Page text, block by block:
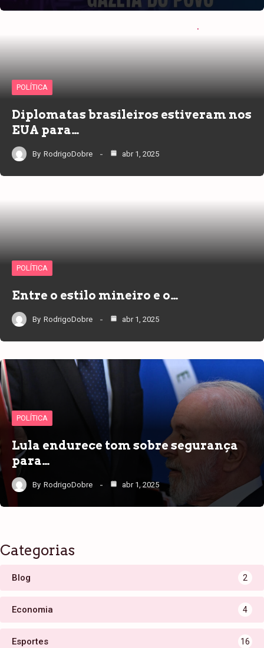
POLÍTICA
Diplomatas brasileiros estiveram nos
EUA para…
By RodrigoDobre abr 1, 2025
POLÍTICA
Entre o estilo mineiro e o…
By RodrigoDobre abr 1, 2025
POLÍTICA
Lula endurece tom sobre segurança
para…
By RodrigoDobre abr 1, 2025
Categorias
Blog 2
Economia 4
Esportes 16